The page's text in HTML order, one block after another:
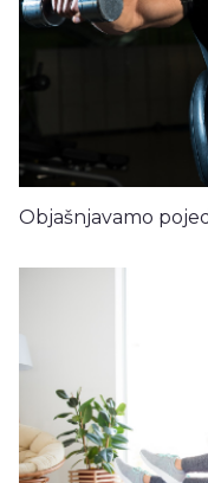
Objašnjavamo